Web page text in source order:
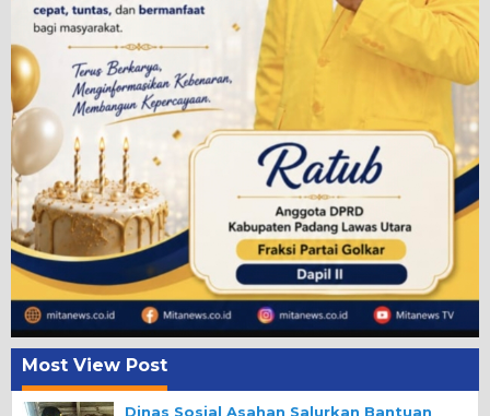
Most View Post
Dinas Sosial Asahan Salurkan Bantuan